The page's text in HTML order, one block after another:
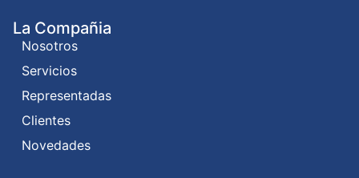
La Compañia
Nosotros
Servicios
Representadas
Clientes
Novedades